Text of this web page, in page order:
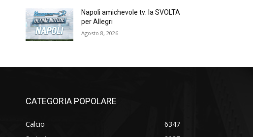
Napoli amichevole tv: la SVOLTA
per Allegri
Agosto 8, 2026
CATEGORIA POPOLARE
Calcio
6347